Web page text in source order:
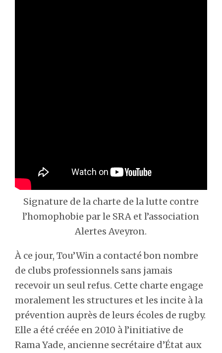
Signature de la charte de la lutte contre
l’homophobie par le SRA et l’association
Alertes Aveyron.
À ce jour, Tou’Win a contacté bon nombre
de clubs professionnels sans jamais
recevoir un seul refus. Cette charte engage
moralement les structures et les incite à la
prévention auprès de leurs écoles de rugby.
Elle a été créée en 2010 à l’initiative de
Rama Yade, ancienne secrétaire d’État aux